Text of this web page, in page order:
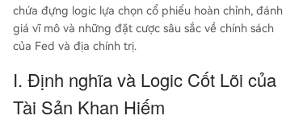
chứa đựng logic lựa chọn cổ phiếu hoàn chỉnh, đánh
giá vĩ mô và những đặt cược sâu sắc về chính sách
của Fed và địa chính trị.
I. Định nghĩa và Logic Cốt Lõi của
Tài Sản Khan Hiếm